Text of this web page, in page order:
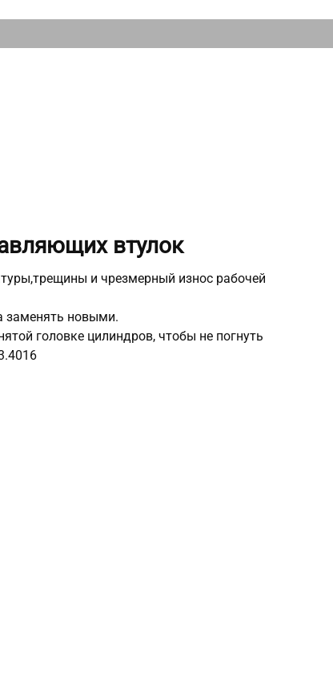
втулок
и чрезмерный износ рабочей
заменять новыми.
головке цилиндров, чтобы не погнуть